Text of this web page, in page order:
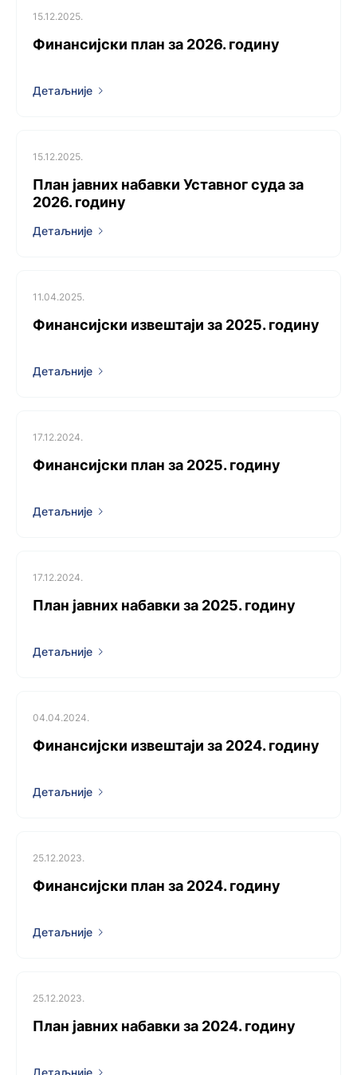
15.12.2025.
Финансијски план за 2026. годину
Детаљније
15.12.2025.
План јавних набавки Уставног суда за
2026. годину
Детаљније
11.04.2025.
Финансијски извештаји за 2025. годину
Детаљније
17.12.2024.
Финансијски план за 2025. годину
Детаљније
17.12.2024.
План јавних набавки за 2025. годину
Детаљније
04.04.2024.
Финансијски извештаји за 2024. годину
Детаљније
25.12.2023.
Финансијски план за 2024. годину
Детаљније
25.12.2023.
План јавних набавки за 2024. годину
Детаљније